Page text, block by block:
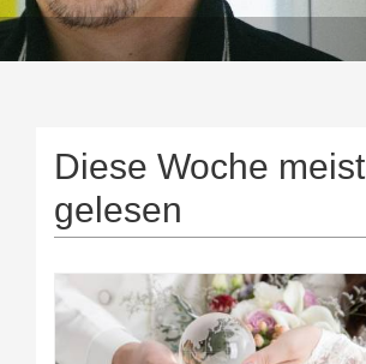
Diese Woche meist
gelesen